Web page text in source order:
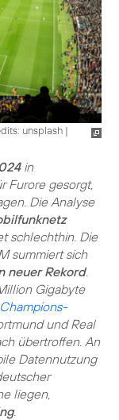
unsplash |
in
Furore gesorgt,
Die Analyse
schlechthin. Die
summiert sich
neuer Rekord.
Gigabyte
und Real
übertroffen. An
Datennutzung
liegen,
.